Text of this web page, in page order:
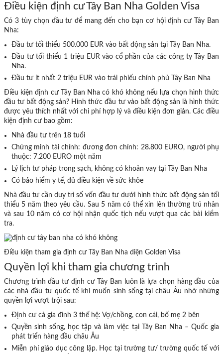
Điều kiện định cư Tây Ban Nha Golden Visa
Có 3 tùy chọn đầu tư để mang đến cho bạn cơ hội định cư Tây Ban
Nha:
Đầu tư tối thiểu 500.000 EUR vào bất động sản tại Tây Ban Nha.
Đầu tư tối thiểu 1 triệu EUR vào cổ phần của các công ty Tây Ban
Nha.
Đầu tư ít nhất 2 triệu EUR vào trái phiếu chính phủ Tây Ban Nha
Điều kiện định cư Tây Ban Nha có khó không nếu lựa chọn hình thức
đầu tư bất động sản? Hình thức đầu tư vào bất động sản là hình thức
được yêu thích nhất với chi phí hợp lý và điều kiện đơn giản. Các điều
kiện định cư bao gồm:
Nhà đầu tư trên 18 tuổi
Chứng minh tài chính: đương đơn chính: 28.800 EURO, người phụ
thuộc: 7.200 EURO một năm
Lý lịch tư pháp trong sạch, không có khoản vay tại Tây Ban Nha
Có bảo hiểm y tế, đủ điều kiện về sức khỏe
Nhà đầu tư cần duy trì số vốn đầu tư dưới hình thức bất động sản tối
thiểu 5 năm theo yêu cầu. Sau 5 năm có thể xin lên thường trú nhân
và sau 10 năm có cơ hội nhận quốc tịch nếu vượt qua các bài kiểm
tra.
Điều kiện tham gia định cư Tây Ban Nha diện Golden Visa
Quyền lợi khi tham gia chương trình
Chương trình đầu tư định cư Tây Ban luôn là lựa chọn hàng đầu của
các nhà đầu tư quốc tế khi muốn sinh sống tại châu Âu nhờ những
quyền lợi vượt trội sau:
Định cư cả gia đình 3 thế hệ: Vợ/chồng, con cái, bố mẹ 2 bên
Quyền sinh sống, học tập và làm việc tại Tây Ban Nha – Quốc gia
phát triển hàng đầu châu Âu
Miễn phí giáo dục công lập. Học tại trường tư/ trường quốc tế với